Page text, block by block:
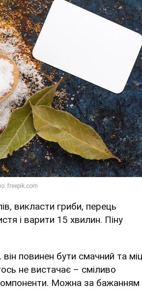
викласти гриби, перець
і варити 15 хвилин. Піну
повинен бути смачний та
не вистачає – сміливо
Можна за бажанням